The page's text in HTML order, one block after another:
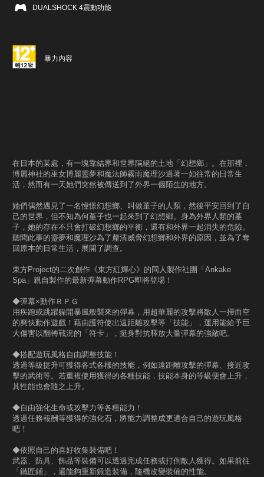
DUALSHOCK 4震動功能
暴力內容
在日本的某處，有一塊靠結界和世界隔絕的土地「幻想鄉」。在那裡，
博麗神社的巫女博麗靈夢和魔法師霧雨魔理沙過著一如往常的日常生
活，然而有一天她們突然被傳送到了外界一個陌生的地方。
她們偶然遇見了一名憧憬幻想鄉、叫做堇子的人類，然後平安回到了自
己的世界，但不知為何堇子也一起來到了幻想鄉。身為外界人類的堇
子，她的存在不只會打破幻想鄉的平衡，還有和外界一起消失的危險。
聽聞此事的靈夢和魔理沙為了釐清威脅幻想鄉和外界的原因，並為了奪
回原本的日常生活，展開了調查。
東方Project的二次創作《東方紅輝心》的同人製作社團「Ankake
Spa」親自製作的最新彈幕動作RPG即將登場！
◆彈幕×動作ＲＰＧ
用疾跑或跳躍躲開暴風般襲來的彈幕，用超華麗的攻擊將敵人一掃而空
的爽快動作遊戲！藉由護符使出遠距離攻擊等「技能」，運用能給予巨
大傷害以翻轉戰況的「符卡」，挺身對抗釋放大量彈幕的強敵吧。
◆搭配遊玩風格自由調整技能！
透過等級提升可獲得各式各樣的技能，例如遠距離攻擊的彈幕、接近攻
擊的武術等。若重複使用獲得的各種技能，技能本身的等級便會上升，
其性能也會隨之上升。
◆自由強化生命或攻擊力等各種能力！
透過任務報酬等獲得的強化石，將能力調整成更適合自己的遊玩風格
吧！
◆依照自己的喜好收集裝備吧！
武器、防具、飾品等裝備可以透過完成任務或打倒敵人獲得。如果前往
「鐵匠鋪」，還能夠重新鍛造裝備，隨機改變裝備的性能。